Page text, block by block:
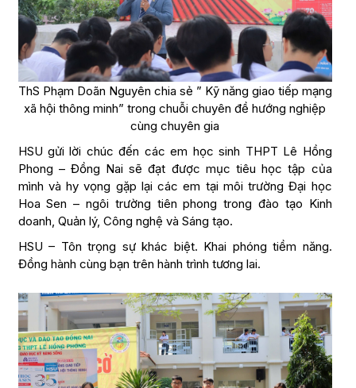
ThS Phạm Doãn Nguyên chia sẻ ” Kỹ năng giao tiếp mạng
xã hội thông minh” trong chuỗi chuyên đề hướng nghiệp
cùng chuyên gia
HSU gửi lời chúc đến các em học sinh THPT Lê Hồng
Phong – Đồng Nai sẽ đạt được mục tiêu học tập của
mình và hy vọng gặp lại các em tại môi trường Đại học
Hoa Sen – ngôi trường tiên phong trong đào tạo Kinh
doanh, Quản lý, Công nghệ và Sáng tạo.
HSU – Tôn trọng sự khác biệt. Khai phóng tiềm năng.
Đồng hành cùng bạn trên hành trình tương lai.